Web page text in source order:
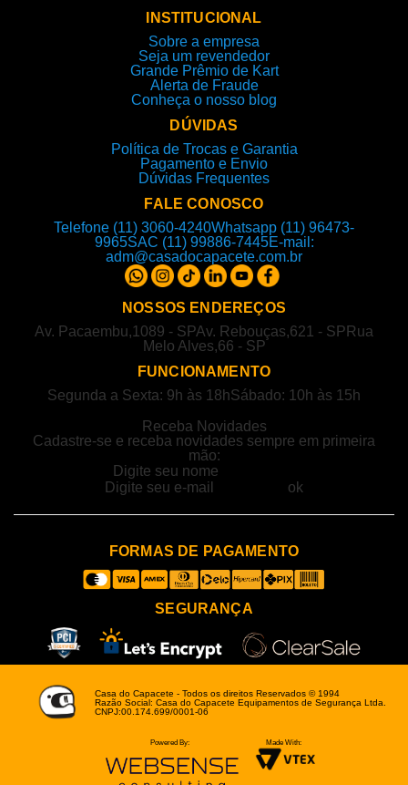
INSTITUCIONAL
Sobre a empresa
Seja um revendedor
Grande Prêmio de Kart
Alerta de Fraude
Conheça o nosso blog
DÚVIDAS
Política de Trocas e Garantia
Pagamento e Envio
Dúvidas Frequentes
FALE CONOSCO
Telefone (11) 3060-4240Whatsapp (11) 96473-
9965SAC (11) 99886-7445E-mail:
adm@casadocapacete.com.br
NOSSOS ENDEREÇOS
Av. Pacaembu,1089 - SPAv. Rebouças,621 - SP Rua
Melo Alves,66 - SP
FUNCIONAMENTO
Segunda a Sexta: 9h às 18hSábado: 10h às 15h
Receba Novidades
Cadastre-se e receba novidades sempre em primeira
mão:
FORMAS DE PAGAMENTO
SEGURANÇA
Casa do Capacete - Todos os direitos Reservados © 1994
Razão Social: Casa do Capacete Equipamentos de Segurança Ltda.
CNPJ:00.174.699/0001-06
Powered By: Made With: